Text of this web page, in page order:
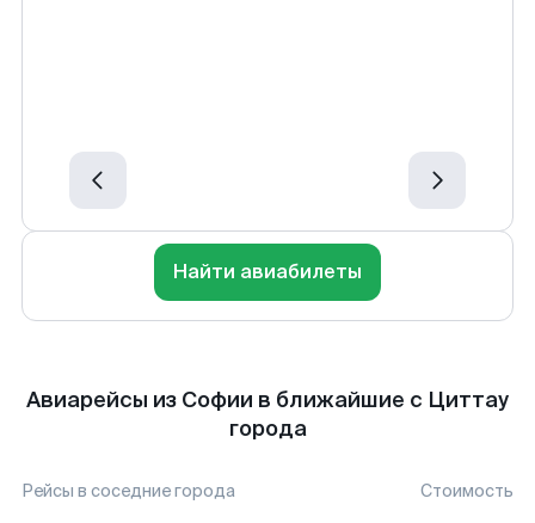
Найти авиабилеты
Авиарейсы из Софии в ближайшие с Циттау
города
Рейсы в соседние города Стоимость